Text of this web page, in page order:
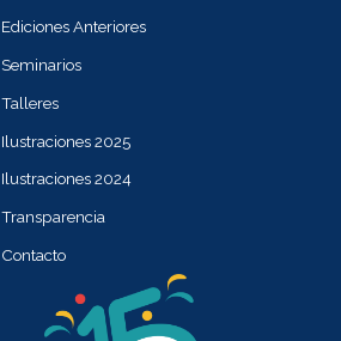
Ediciones Anteriores
Seminarios
Talleres
Ilustraciones 2025
Ilustraciones 2024
Transparencia
Contacto